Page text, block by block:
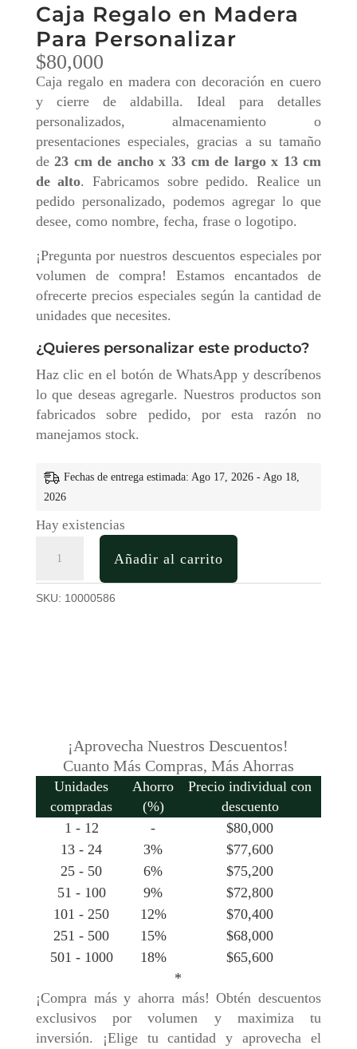
Caja Regalo en Madera
Para Personalizar
$80,000
Caja regalo en madera con decoración en cuero
y cierre de aldabilla. Ideal para detalles
personalizados, almacenamiento o
presentaciones especiales, gracias a su tamaño
de23 cm de ancho x 33 cm de largo x 13 cm
de alto. Fabricamos sobre pedido. Realice un
pedido personalizado, podemos agregar lo que
desee, como nombre, fecha, frase o logotipo.
¡Pregunta por nuestros descuentos especiales por
volumen de compra! Estamos encantados de
ofrecerte precios especiales según la cantidad de
unidades que necesites.
¿Quieres personalizar este producto?
Haz clic en el botón de WhatsApp y descríbenos
lo que deseas agregarle. Nuestros productos son
fabricados sobre pedido, por esta razón no
manejamos stock.
Fechas de entrega estimada: Ago 17, 2026 - Ago 18,
2026
Hay existencias
Regalo
en
Madera
Añadir al carrito
SKU: 10000586
¡Aprovecha Nuestros Descuentos!
Cuanto Más Compras, Más Ahorras
Unidades
compradas
Ahorro
(%)
Precio individual con
descuento
1 - 12
- $80,000
13 - 24
3% $77,600
25 - 50
6% $75,200
51 - 100
9% $72,800
101 - 250
12% $70,400
251 - 500
15% $68,000
501 - 1000
18% $65,600
*
¡Compra más y ahorra más! Obtén descuentos
exclusivos por volumen y maximiza tu
inversión. ¡Elige tu cantidad y aprovecha el